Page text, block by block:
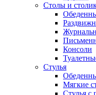
Столы и
Консоли
Стулья
Мягкие